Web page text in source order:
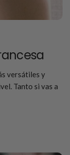
versátiles y
Tanto si vas a